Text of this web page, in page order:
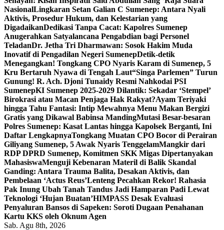
NasionalLingkaran Setan Galian C Sumenep: Antara Nyali
Aktivis, Prosedur Hukum, dan Kelestarian yang
DigadaikanDedikasi Tanpa Cacat: Kapolres Sumenep
Anugerahkan Satyalancana Pengabdian bagi Personel
TeladanDr. Jetha Tri Dharmawan: Sosok Hakim Muda
Inovatif di Pengadilan Negeri SumenepDetik-detik
Menegangkan! Tongkang CPO Nyaris Karam di Sumenep, 5
Kru Bertaruh Nyawa di Tengah Laut“Singa Parlemen” Turun
Gunung! R. Ach. Djoni Tunaidy Resmi Nahkodai PSI
SumenepKI Sumenep 2025-2029 Dilantik: Sekadar ‘Stempel’
Birokrasi atau Macan Penjaga Hak Rakyat?Ayam Teriyaki
hingga Tahu Fantasi: Intip Mewahnya Menu Makan Bergizi
Gratis yang Dikawal Babinsa MandingMutasi Besar-besaran
Polres Sumenep: Kasat Lantas hingga Kapolsek Berganti, Ini
Daftar LengkapnyaTongkang Muatan CPO Bocor di Perairan
Giliyang Sumenep, 5 Awak Nyaris TenggelamMangkir dari
RDP DPRD Sumenep, Komitmen SKK Migas Dipertanyakan
MahasiswaMenguji Kebenaran Materil di Balik Skandal
Ganding: Antara Trauma Balita, Desakan Aktivis, dan
Pembelaan ‘Actus Reus’Lenteng Pecahkan Rekor! Rahasia
Pak Inung Ubah Tanah Tandus Jadi Hamparan Padi Lewat
Teknologi ‘Hujan Buatan’HIMPASS Desak Evaluasi
Penyaluran Bansos di Sapeken: Soroti Dugaan Penahanan
Kartu KKS oleh Oknum Agen
Sab. Agu 8th, 2026